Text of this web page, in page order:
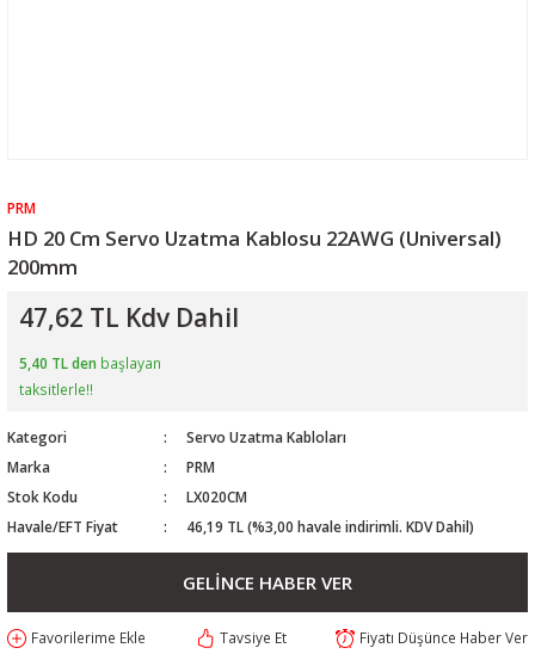
PRM
HD 20 Cm Servo Uzatma Kablosu 22AWG (Universal)
200mm
47,62 TL Kdv Dahil
5,40 TL den başlayan
taksitlerle!!
Kategori
Servo Uzatma Kabloları
Marka
PRM
Stok Kodu
LX020CM
Havale/EFT Fiyat
46,19 TL (%3,00 havale indirimli. KDV Dahil)
GELİNCE HABER VER
Tavsiye Et
Fiyatı Düşünce Haber Ver